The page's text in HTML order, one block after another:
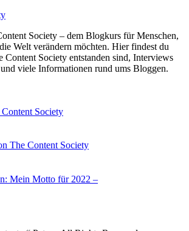
Society – dem Blogkurs für Menschen,
Welt verändern möchten. Hier findest du
Society entstanden sind, Interviews
viele Informationen rund ums Bloggen.
Society
The Content Society
Mein Motto für 2022 –